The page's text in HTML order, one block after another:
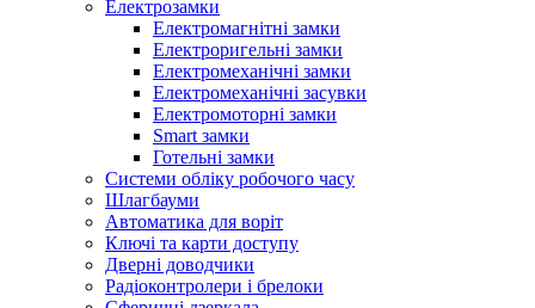
Електрозамки
Електромагнітні замки
Електроригельні замки
Електромеханічні замки
Електромеханічні засувки
Електромоторні замки
Smart замки
Готельні замки
Системи обліку робочого часу
Шлагбауми
Автоматика для воріт
Ключі та карти доступу
Дверні доводчики
Радіоконтролери і брелоки